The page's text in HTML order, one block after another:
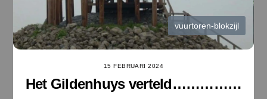
vuurtoren-blokzijl
15 FEBRUARI 2024
Het Gildenhuys verteld……………